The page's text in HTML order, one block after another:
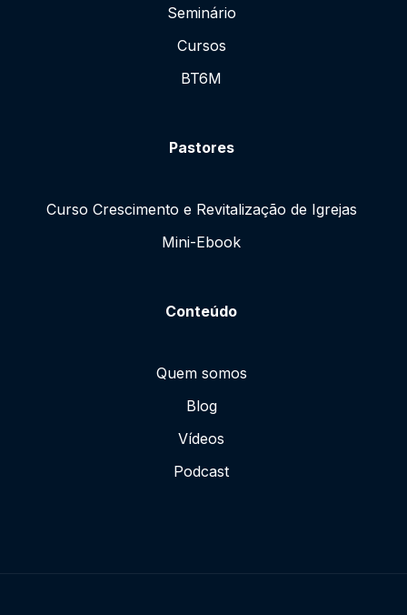
Seminário
Cursos
BT6M
Pastores
Curso Crescimento e Revitalização de Igrejas
Mini-Ebook
Conteúdo
Quem somos
Blog
Vídeos
Podcast